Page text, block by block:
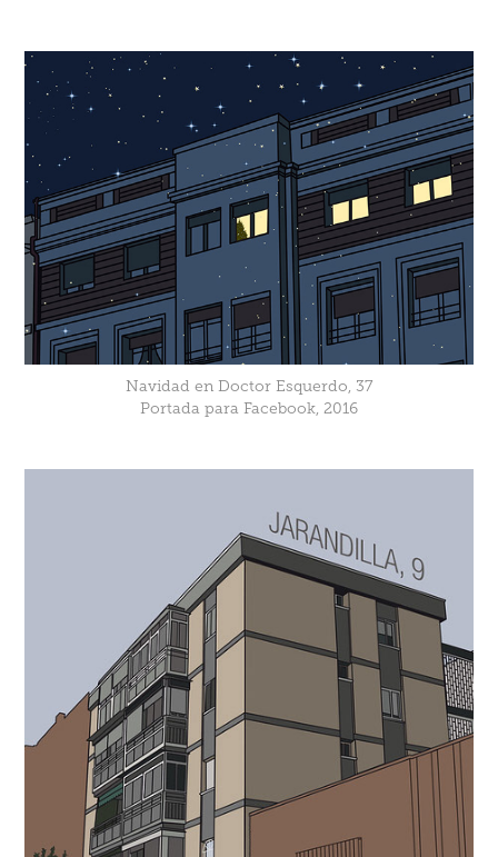
Navidad en Doctor Esquerdo, 37
Portada para Facebook, 2016